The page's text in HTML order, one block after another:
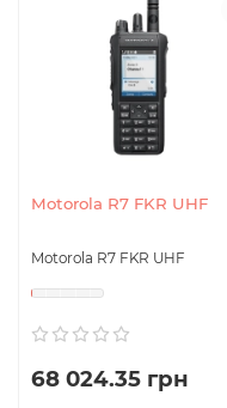
Motorola R7 FKR UHF
Motorola R7 FKR UHF
68 024.35 грн